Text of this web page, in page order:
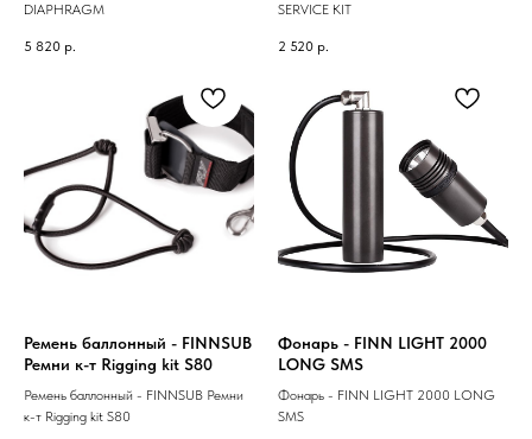
DIAPHRAGM
5 820 р.
SERVICE KIT
2 520 р.
Ремень баллонный - FINNSUB
Ремни к-т Rigging kit S80
Ремень баллонный - FINNSUB Ремни
к-т Rigging kit S80
Фонарь - FINN LIGHT 2000
LONG SMS
Фонарь - FINN LIGHT 2000 LONG
SMS